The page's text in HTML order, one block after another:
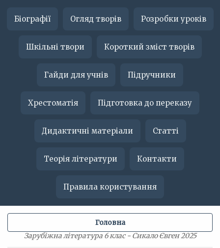
Біографії Огляд творів Розробки уроків
Шкільні твори Короткий зміст творів
Гайди для учнів Підручники
Хрестоматія Підготовка до переказу
Дидактичні матеріали Статті
Теорія літератури Контакти
Правила користування
Зарубіжна література 6 клас - Сикало Євген 2025
Головна